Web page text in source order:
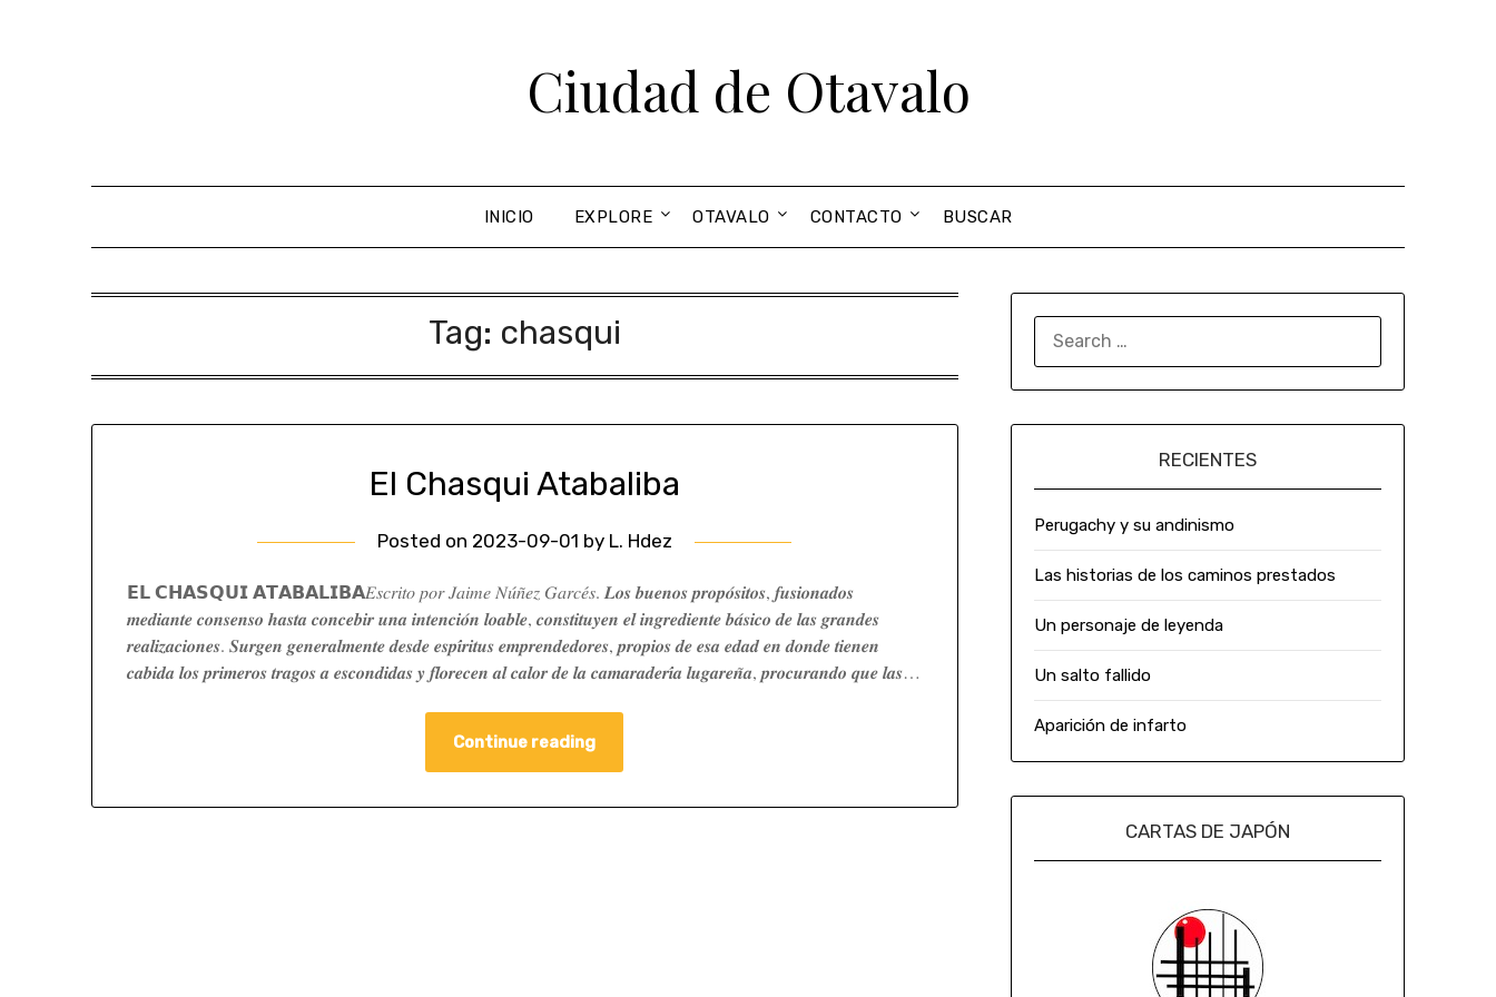
Ciudad de Otavalo
INICIO EXPLORE OTAVALO CONTACTO BUSCAR
Tag: chasqui
El Chasqui Atabaliba
Posted on 2023-09-01 by L. Hdez
𝗘𝗟 𝗖𝗛𝗔𝗦𝗤𝗨𝗜 𝗔𝗧𝗔𝗕𝗔𝗟𝗜𝗕𝗔𝐸𝑠𝑐𝑟𝑖𝑡𝑜 𝑝𝑜𝑟 𝐽𝑎𝑖𝑚𝑒 𝑁𝑢́𝑛̃𝑒𝑧 𝐺𝑎𝑟𝑐𝑒́𝑠. 𝑳𝒐𝒔 𝒃𝒖𝒆𝒏𝒐𝒔 𝒑𝒓𝒐𝒑𝒐́𝒔𝒊𝒕𝒐𝒔, 𝒇𝒖𝒔𝒊𝒐𝒏𝒂𝒅𝒐𝒔
𝒎𝒆𝒅𝒊𝒂𝒏𝒕𝒆 𝒄𝒐𝒏𝒔𝒆𝒏𝒔𝒐 𝒉𝒂𝒔𝒕𝒂 𝒄𝒐𝒏𝒄𝒆𝒃𝒊𝒓 𝒖𝒏𝒂 𝒊𝒏𝒕𝒆𝒏𝒄𝒊𝒐́𝒏 𝒍𝒐𝒂𝒃𝒍𝒆, 𝒄𝒐𝒏𝒔𝒕𝒊𝒕𝒖𝒚𝒆𝒏 𝒆𝒍 𝒊𝒏𝒈𝒓𝒆𝒅𝒊𝒆𝒏𝒕𝒆 𝒃𝒂́𝒔𝒊𝒄𝒐 𝒅𝒆 𝒍𝒂𝒔 𝒈𝒓𝒂𝒏𝒅𝒆𝒔
𝒓𝒆𝒂𝒍𝒊𝒛𝒂𝒄𝒊𝒐𝒏𝒆𝒔. 𝑺𝒖𝒓𝒈𝒆𝒏 𝒈𝒆𝒏𝒆𝒓𝒂𝒍𝒎𝒆𝒏𝒕𝒆 𝒅𝒆𝒔𝒅𝒆 𝒆𝒔𝒑𝒊́𝒓𝒊𝒕𝒖𝒔 𝒆𝒎𝒑𝒓𝒆𝒏𝒅𝒆𝒅𝒐𝒓𝒆𝒔, 𝒑𝒓𝒐𝒑𝒊𝒐𝒔 𝒅𝒆 𝒆𝒔𝒂 𝒆𝒅𝒂𝒅 𝒆𝒏 𝒅𝒐𝒏𝒅𝒆 𝒕𝒊𝒆𝒏𝒆𝒏
𝒄𝒂𝒃𝒊𝒅𝒂 𝒍𝒐𝒔 𝒑𝒓𝒊𝒎𝒆𝒓𝒐𝒔 𝒕𝒓𝒂𝒈𝒐𝒔 𝒂 𝒆𝒔𝒄𝒐𝒏𝒅𝒊𝒅𝒂𝒔 𝒚 𝒇𝒍𝒐𝒓𝒆𝒄𝒆𝒏 𝒂𝒍 𝒄𝒂𝒍𝒐𝒓 𝒅𝒆 𝒍𝒂 𝒄𝒂𝒎𝒂𝒓𝒂𝒅𝒆𝒓𝒊́𝒂 𝒍𝒖𝒈𝒂𝒓𝒆𝒏̃𝒂, 𝒑𝒓𝒐𝒄𝒖𝒓𝒂𝒏𝒅𝒐 𝒒𝒖𝒆 𝒍𝒂𝒔…
Continue reading
RECIENTES
Perugachy y su andinismo
Las historias de los caminos prestados
Un personaje de leyenda
Un salto fallido
Aparición de infarto
CARTAS DE JAPÓN